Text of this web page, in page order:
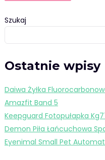
Szukaj
Ostatnie wpisy
Daiwa Żyłka
Amazfit Band 5
Keepguard Fotopułapka
Demon Piła Łańcuchowa
Eyenimal Small Pet Automat